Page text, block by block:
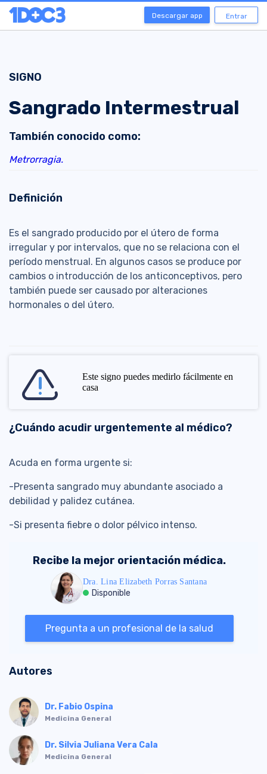
Descargar app Entrar
SIGNO
Sangrado Intermestrual
También conocido como:
Metrorragia.
Definición
Es el sangrado producido por el útero de forma
irregular y por intervalos, que no se relaciona con el
período menstrual. En algunos casos se produce por
cambios o introducción de los anticonceptivos, pero
también puede ser causado por alteraciones
hormonales o del útero.
Este signo puedes medirlo fácilmente en
casa
¿Cuándo acudir urgentemente al médico?
Acuda en forma urgente si:
-Presenta sangrado muy abundante asociado a
debilidad y palidez cutánea.
-Si presenta fiebre o dolor pélvico intenso.
Recibe la mejor orientación médica.
Dra. Lina Elizabeth Porras Santana
Disponible
Pregunta a un profesional de la salud
Autores
Dr. Fabio Ospina
Medicina General
Dr. Silvia Juliana Vera Cala
Medicina General